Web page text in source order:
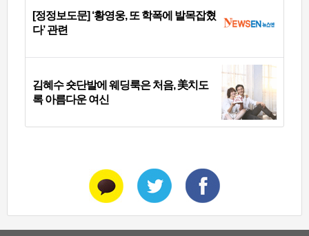
[정정보도문] ‘황영웅, 또 학폭에 발목잡혔
다’ 관련
김혜수 숏단발에 웨딩룩은 처음, 美치도
록 아름다운 여신